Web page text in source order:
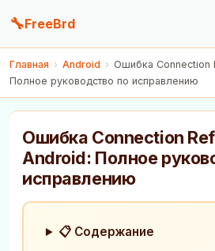
🔧FreeBrd
Главная › Android › Ошибка Connection
Полное руководство по исправлению
Ошибка Connection
Android: Полное
исправлению
📋 Содержание